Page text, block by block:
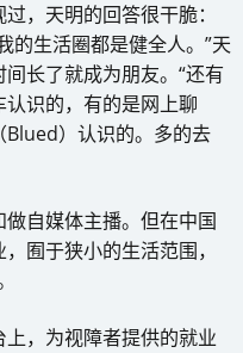
，天明的回答很干脆：
的生活圈都是健全人。”天
长了就成为朋友。“还有
识的，有的是网上聊
Blued）认识的。多的去
自媒体主播。但在中国
囿于狭小的生活范围，
，为视障者提供的就业